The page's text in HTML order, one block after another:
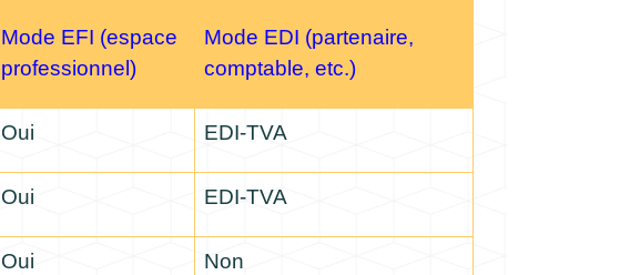
Mode EFI (espace
professionnel)
Mode EDI (partenaire,
comptable, etc.)
Oui EDI-TVA
Oui EDI-TVA
Oui Non